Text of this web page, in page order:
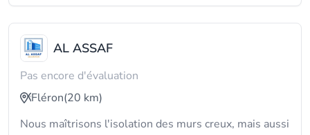
AL ASSAF
Pas encore d'évaluation
Fléron(20 km)
Nous maîtrisons l'isolation des murs creux, mais aussi